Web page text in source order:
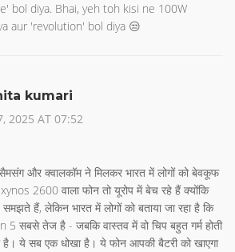
bol diya. Bhai, yeh toh kisi ne 100W
aur 'revolution' bol diya 😒
kumari
2025 AT 07:52
और क्वालकॉम ने मिलकर भारत में लोगों को बेवकूफ
2600 वाला फोन तो यूरोप में बेच रहे हैं क्योंकि
समझते हैं, लेकिन भारत में लोगों को बताया जा रहा है कि
सबसे तेज है - जबकि वास्तव में वो चिप बहुत गर्म होती
है। ये सब एक धोखा है। ये फोन आपकी बैटरी को खाएगा